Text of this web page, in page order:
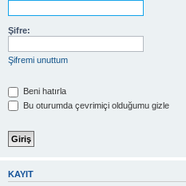
Şifre:
Şifremi unuttum
Beni hatırla
Bu oturumda çevrimiçi olduğumu gizle
KAYIT